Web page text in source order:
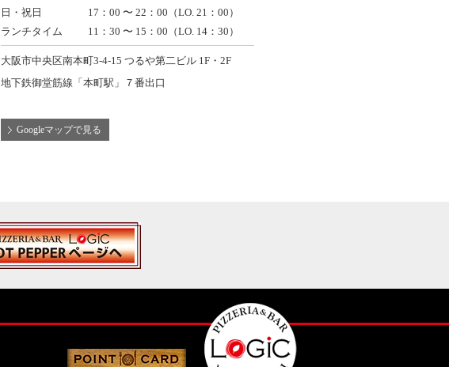
日・祝日
17：00 〜 22：00（LO. 21：00）
ランチタイム
11：30 〜 15：00（LO. 14：30）
大阪市中央区南本町3-4-15 つるや第二ビル 1F・2F
地下鉄御堂筋線「本町駅」７番出口
Googleマップで見る